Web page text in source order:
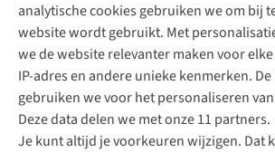
analytische cookies gebruiken we om bij
website wordt gebruikt. Met
we de website relevanter maken voor
IP-adres en andere unieke kenmerken.
gebruiken we voor het personaliseren
Deze data delen we met onze 11 partners.
Je kunt altijd je voorkeuren wijzigen. Dat
Contactformulier